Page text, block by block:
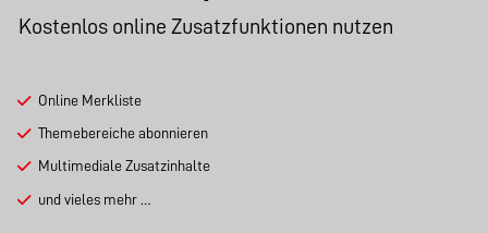
Kostenlos online Zusatzfunktionen nutzen
Online Merkliste
Themebereiche abonnieren
Multimediale Zusatzinhalte
und vieles mehr …